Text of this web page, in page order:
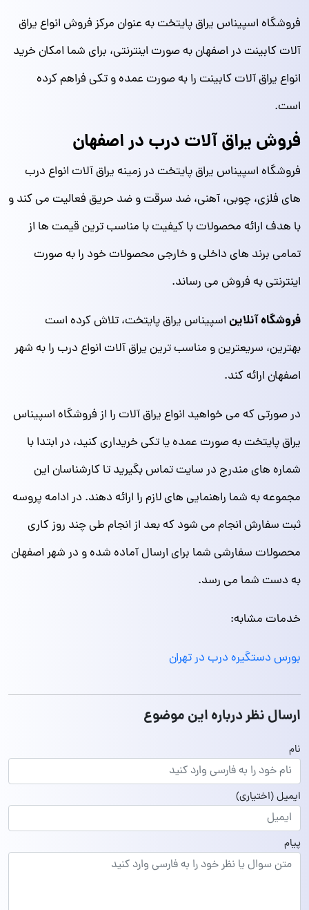
فروشگاه اسپیناس یراق پایتخت به عنوان مرکز فروش انواع یراق
آلات کابینت در اصفهان به صورت اینترنتی، برای شما امکان خرید
انواع یراق آلات کابینت را به صورت عمده و تکی فراهم کرده
است.
فروش یراق آلات درب در اصفهان
فروشگاه اسپیناس یراق پایتخت در زمینه یراق آلات انواع درب
های فلزی، چوبی، آهنی، ضد سرقت و ضد حریق فعالیت می کند و
با هدف ارائه محصولات با کیفیت با مناسب ترین قیمت ها از
تمامی برند های داخلی و خارجی محصولات خود را به صورت
اینترنتی به فروش می رساند.
فروشگاه آنلایناسپیناس یراق پایتخت، تلاش کرده است
بهترین، سریعترین و مناسب ترین یراق آلات انواع درب را به شهر
اصفهان ارائه کند.
در صورتی که می خواهید انواع یراق آلات را از فروشگاه اسپیناس
یراق پایتخت به صورت عمده یا تکی خریداری کنید، در ابتدا با
شماره های مندرج در سایت تماس بگیرید تا کارشناسان این
مجموعه به شما راهنمایی های لازم را ارائه دهند. در ادامه پروسه
ثبت سفارش انجام می شود که بعد از انجام طی چند روز کاری
محصولات سفارشی شما برای ارسال آماده شده و در شهر اصفهان
به دست شما می رسد.
خدمات مشابه:
بورس دستگیره درب در تهران
ارسال نظر درباره این موضوع
نام
ایمیل(اختیاری)
پیام